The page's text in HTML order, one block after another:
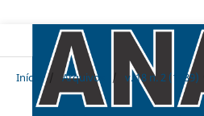
Início / Arquivos / v. 18 n. 2 (1989)